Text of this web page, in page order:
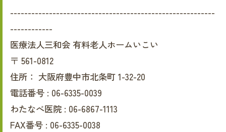
----------------------------------------------------------
------------
医療法人三和会 有料老人ホームいこい
〒 561-0812
住所： 大阪府豊中市北条町 1-32-20
電話番号 : 06-6335-0039
わたなべ医院 : 06-6867-1113
FAX番号 : 06-6335-0038